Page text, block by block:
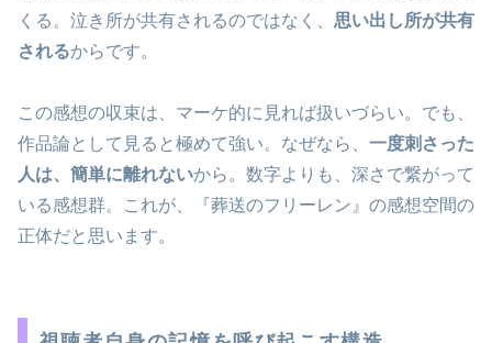
くる。泣き所が共有されるのではなく、 思い出し所が共有
されるからです。
この感想の収束は、マーケ的に見れば扱いづらい。でも、
作品論として見ると極めて強い。なぜなら、 一度刺さった
人は、簡単に離れないから。数字よりも、深さで繋がって
いる感想群。これが、『葬送のフリーレン』の感想空間の
正体だと思います。